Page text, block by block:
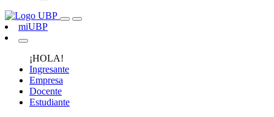
miUBP
¡HOLA!
Ingresante
Empresa
Docente
Estudiante